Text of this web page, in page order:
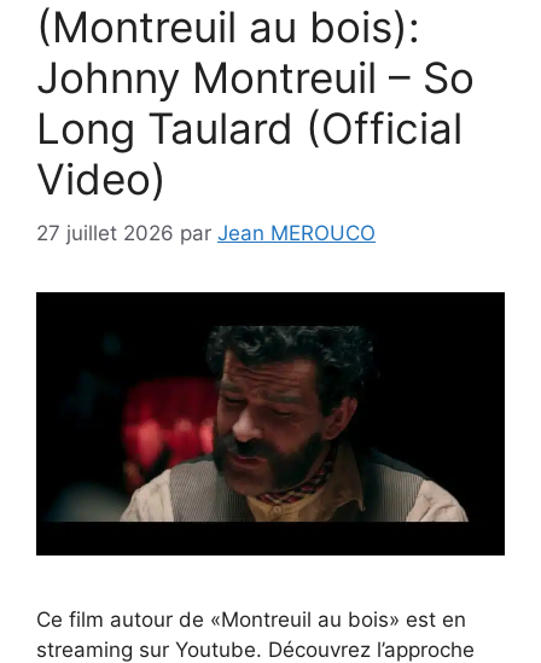
(Montreuil au bois):
Johnny Montreuil – So
Long Taulard (Official
Video)
27 juillet 2026 par Jean MEROUCO
Ce film autour de «Montreuil au bois» est en
streaming sur Youtube. Découvrez l’approche